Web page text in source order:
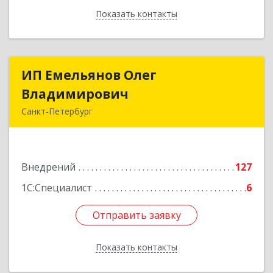
Показать контакты
Назад
ИП Емельянов Олег
Владимирович
Санкт-Петербург
Внедрений
127
1С:Специалист
6
Отправить заявку
Показать контакты
ИП Емельянов Олег
Подробнее
Отправить заявку
Назад